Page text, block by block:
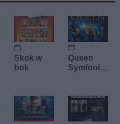
8 października 2026
Skok w
bok
10 października 2026
Queen
Symfonic
lecia